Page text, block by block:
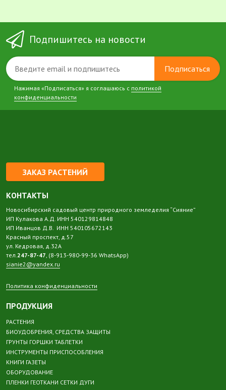
Подпишитесь на новости
Подписаться
Нажимая «Подписаться» я соглашаюсь с политикой
конфиденциальности
ЗАКАЗ РАСТЕНИЙ
КОНТАКТЫ
Новосибирский садовый центр природного земледелия “Сияние”
ИП Кулакова А.Д. ИНН 540129814848
ИП Иванцов Д.В. ИНН 540105672143
Красный проспект, д.57
ул. Кедровая, д.32А
тел.247-87-47, (8-913-980-99-36 WhatsApp)
sianie2@yandex.ru
Политика конфиденциальности
ПРОДУКЦИЯ
РАСТЕНИЯ
БИОУДОБРЕНИЯ, СРЕДСТВА ЗАЩИТЫ
ГРУНТЫ ГОРШКИ ТАБЛЕТКИ
ИНСТРУМЕНТЫ ПРИСПОСОБЛЕНИЯ
КНИГИ ГАЗЕТЫ
ОБОРУДОВАНИЕ
ПЛЕНКИ ГЕОТКАНИ СЕТКИ ДУГИ